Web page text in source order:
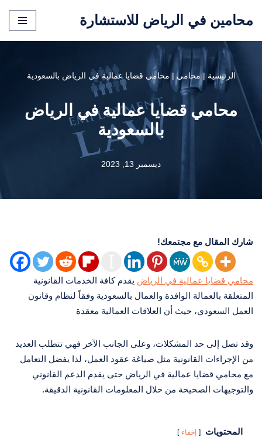
محامين في الرياض للاستشارة
الرئيسية |محامي|محامي قضايا عمالية في الرياض بالسعودية
محامي قضايا عمالية في الرياض
بالسعودية
ديسمبر 13, 2023
شارك المقال مع مجتمعك!
محامي قضايا عمالية في الرياض يقدم كافة الخدمات القانونية
المتعلقة بالعمالة الوافدة والعمال بالسعودية وفقاً لنظام وقانون
العمل السعودي، حيث أن العلاقات العمالية معقدة
وقد تصل إلى حد المشكلات، وعلى الجانب الآخر فهي تتطلب العديد
من الإجراءات القانونية مثل صياغة عقود العمل، لذا يفضل التعامل
مع محامي قضايا عمالية في الرياض حتى يقدم الدعم القانوني
والتوجيهات الصحيحة من خلال المعلومات القانونية الدقيقة.
المحتويات إخفاء